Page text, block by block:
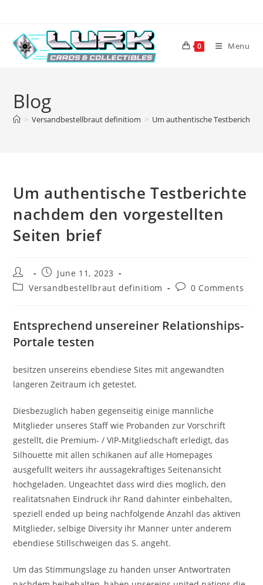
content
0 Menu
Blog
> Versandbestellbraut definitiom > Um authentische Testberichte
Um authentische Testberichte
nachdem den vorgestellten
Seiten brief
Post
author:
Post
published:
June 11, 2023
PostVersandbestellbraut definitiom
Post0 Comments
Entsprechend unsereiner Relationships-
Portale testen
besitzen unsereins ebendiese Sites mit angewandten
langeren Zeitraum ich getestet.
Diesbezuglich haben gegenseitig einige mannliche
Mitglieder unseres Staff wie Probanden zur Vorschrift
gestellt, die Premium- / VIP-Mitgliedschaft erledigt, das
Silhouette mit allen schikanen auf alle Homepages
ausgefullt weiters ihr aussagekraftiges Seitenansicht
hochgeladen. Ungeachtet dass wird dies moglich, den
realitatsnahen Eindruck ihr Rand dahinter einbehalten,
speziell ended up being nachfolgende Anzahl das aktiven
Mitglieder, selbige Diversity ihr Manner unter anderem
ebendiese Stillschweigen das S. angeht.
Um das Stimmungslage zu handen unser Antwortraten